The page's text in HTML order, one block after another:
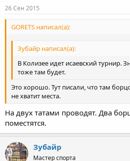
26 Сен 2015
GORETS написал(а):
Зубайр написал(а):
В Колизее идет исаевский турнир.
тоже там будет.
Это хорошо. Тут писали, что там
не хватит места.
На двух татами проводят. Два
поместятся.
Зубайр
Мастер спорта